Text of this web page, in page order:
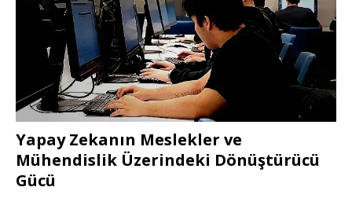
Yapay Zekanın Meslekler ve
Mühendislik Üzerindeki Dönüştürücü
Gücü